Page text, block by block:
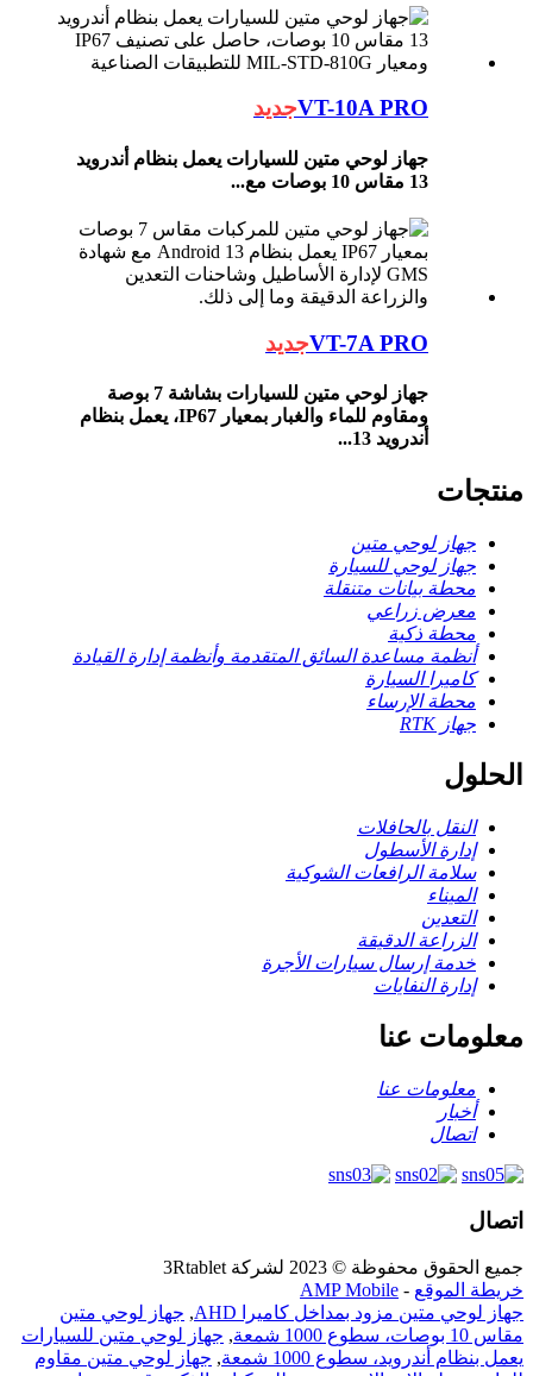
VT-10A PROجديد
جهاز لوحي متين للسيارات يعمل بنظام أندرويد
13 مقاس 10 بوصات مع...
VT-7A PROجديد
جهاز لوحي متين للسيارات بشاشة 7 بوصة
ومقاوم للماء والغبار بمعيار IP67، يعمل بنظام
أندرويد 13...
منتجات
جهاز لوحي متين
جهاز لوحي للسيارة
محطة بيانات متنقلة
معرض زراعي
محطة ذكية
أنظمة مساعدة السائق المتقدمة وأنظمة إدارة القيادة
كاميرا السيارة
محطة الإرساء
جهاز RTK
الحلول
النقل بالحافلات
إدارة الأسطول
سلامة الرافعات الشوكية
الميناء
التعدين
الزراعة الدقيقة
خدمة إرسال سيارات الأجرة
إدارة النفايات
معلومات عنا
معلومات عنا
أخبار
اتصال
اتصال
جميع الحقوق محفوظة © 2023 لشركة 3Rtablet
خريطة الموقع -
AMP Mobile
جهاز لوحي متين مزود بمداخل كاميرا AHD
, جهاز لوحي متين
مقاس 10 بوصات، سطوع 1000 شمعة
, جهاز لوحي متين للسيارات
يعمل بنظام أندرويد، سطوع 1000 شمعة
, جهاز لوحي متين مقاوم